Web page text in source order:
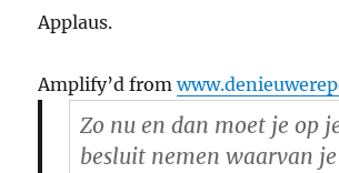
Applaus.
Amplify’d from
Zo nu en dan moet je op
besluit nemen waarvan